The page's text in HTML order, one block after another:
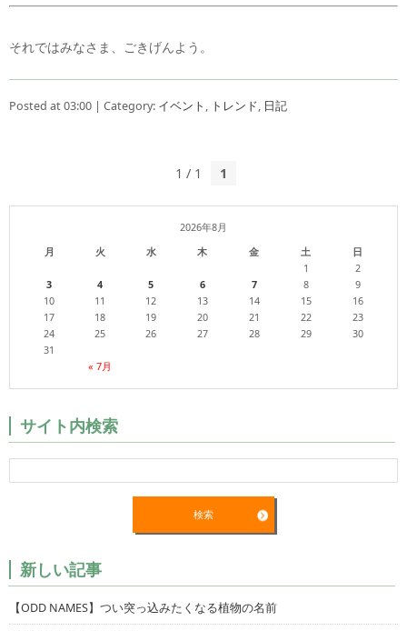
それではみなさま、ごきげんよう。
Posted at 03:00 | Category: イベント , トレンド, 日記
1 / 1 1
2026年8月
月
火 水 木 金 土 日
« 7月
1
2
3
4 5 6 7 8
9
10
11 12 13 14 15
16
17
18 19 20 21 22
23
24
25 26 27 28 29
30
31
サイト内検索
新しい記事
【ODD NAMES】つい突っ込みたくなる植物の名前